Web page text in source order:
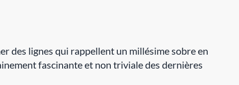
des lignes qui rappellent un millésime sobre en
fascinante et non triviale des dernières